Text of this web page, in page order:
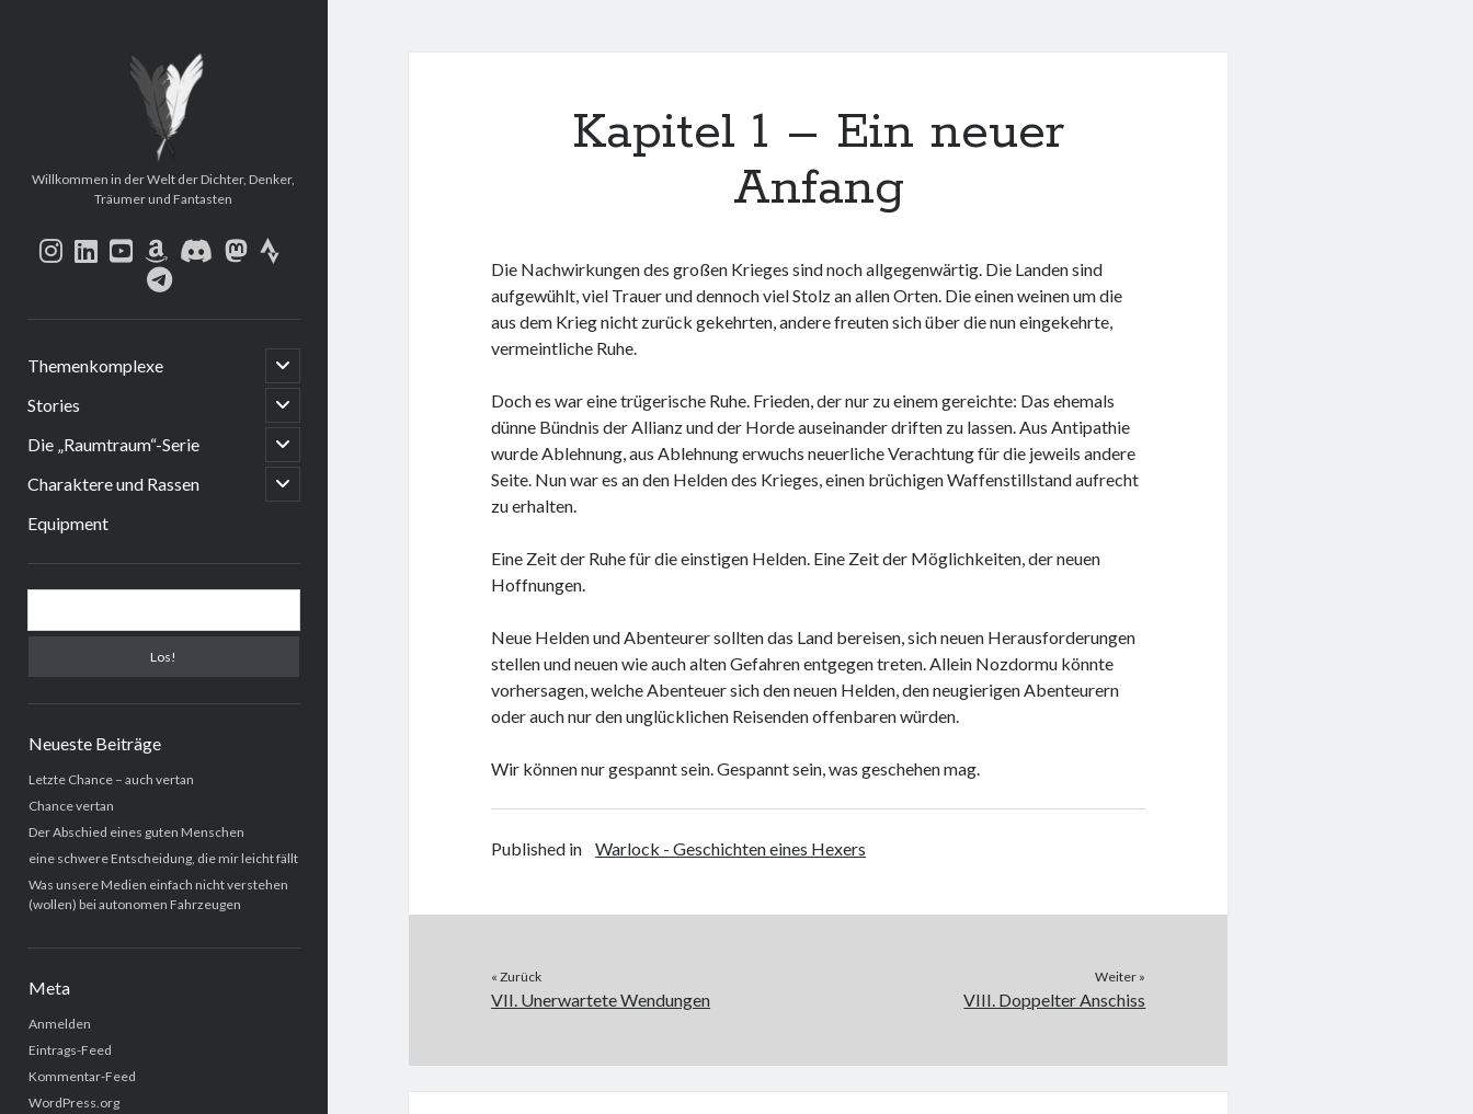
Mein
Story-
und
Erzählungsarchiv
Willkommen in der Welt der Dichter, Denker,
Träumer und Fantasten
instagram
linkedin
youtube
amazondiscordmastodon
strava
telegram
Themenkomplexe
open
child
menu
Stories
open
child
menu
Die „Raumtraum“-Serie
open
child
menu
Charaktere und Rassen
open
child
Equipment
Sidebar
Neueste Beiträge
Letzte Chance – auch vertan
Chance vertan
Der Abschied eines guten Menschen
eine schwere Entscheidung, die mir leicht fällt
Was unsere Medien einfach nicht verstehen
(wollen) bei autonomen Fahrzeugen
Meta
Anmelden
Eintrags-Feed
Kommentar-Feed
WordPress.org
Kapitel 1 – Ein neuer
Anfang
Die Nachwirkungen des großen Krieges sind noch allgegenwärtig. Die Landen sind
aufgewühlt, viel Trauer und dennoch viel Stolz an allen Orten. Die einen weinen um die
aus dem Krieg nicht zurück gekehrten, andere freuten sich über die nun eingekehrte,
vermeintliche Ruhe.
Doch es war eine trügerische Ruhe. Frieden, der nur zu einem gereichte: Das ehemals
dünne Bündnis der Allianz und der Horde auseinander driften zu lassen. Aus Antipathie
wurde Ablehnung, aus Ablehnung erwuchs neuerliche Verachtung für die jeweils andere
Seite. Nun war es an den Helden des Krieges, einen brüchigen Waffenstillstand aufrecht
zu erhalten.
Eine Zeit der Ruhe für die einstigen Helden. Eine Zeit der Möglichkeiten, der neuen
Hoffnungen.
Neue Helden und Abenteurer sollten das Land bereisen, sich neuen Herausforderungen
stellen und neuen wie auch alten Gefahren entgegen treten. Allein Nozdormu könnte
vorhersagen, welche Abenteuer sich den neuen Helden, den neugierigen Abenteurern
oder auch nur den unglücklichen Reisenden offenbaren würden.
Wir können nur gespannt sein. Gespannt sein, was geschehen mag.
Published in Warlock - Geschichten eines Hexers
« Zurück
VII. Unerwartete Wendungen
Weiter »
VIII. Doppelter Anschiss